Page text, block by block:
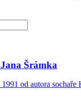
Šrámka
od autora sochaře